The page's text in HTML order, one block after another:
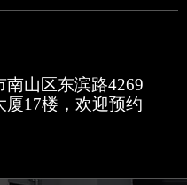
山区东滨路4269
17楼，欢迎预约